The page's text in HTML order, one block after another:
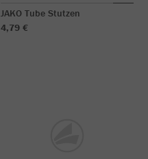
JAKO Tube Stutzen
4,79 €